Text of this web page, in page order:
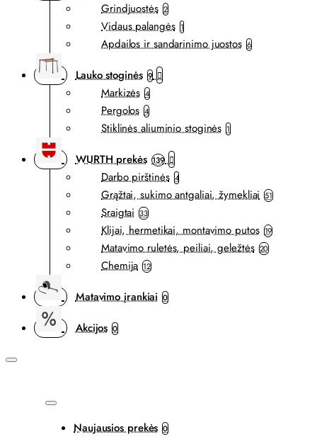
Grindjuostės 2
Vidaus palangės 1
Apdailos ir sandarinimo juostos 6
Lauko stoginės 9
Markizės 4
Pergolos 4
Stiklinės aliuminio stoginės 1
WURTH prekės 139
Darbo pirštinės 4
Grąžtai, sukimo antgaliai, žymekliai 51
Sraigtai 33
Klijai, hermetikai, montavimo putos 19
Matavimo ruletės, peiliai, geležtės 20
Chemija 12
Matavimo įrankiai 0
Akcijos 0
Naujausios prekės 0